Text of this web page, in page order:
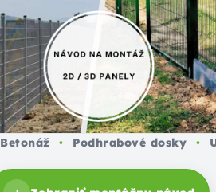
Betonáž • Podhrabové dosky •